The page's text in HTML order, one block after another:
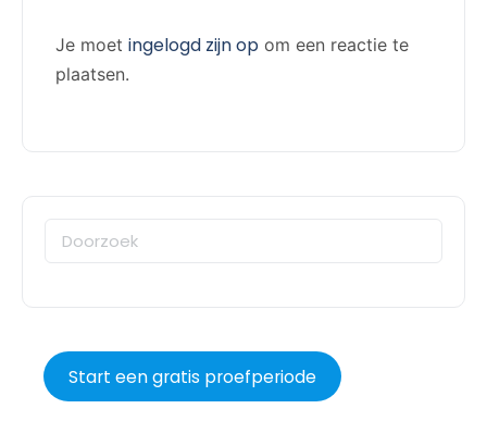
Je moet ingelogd zijn op om een reactie te
plaatsen.
Start een gratis proefperiode